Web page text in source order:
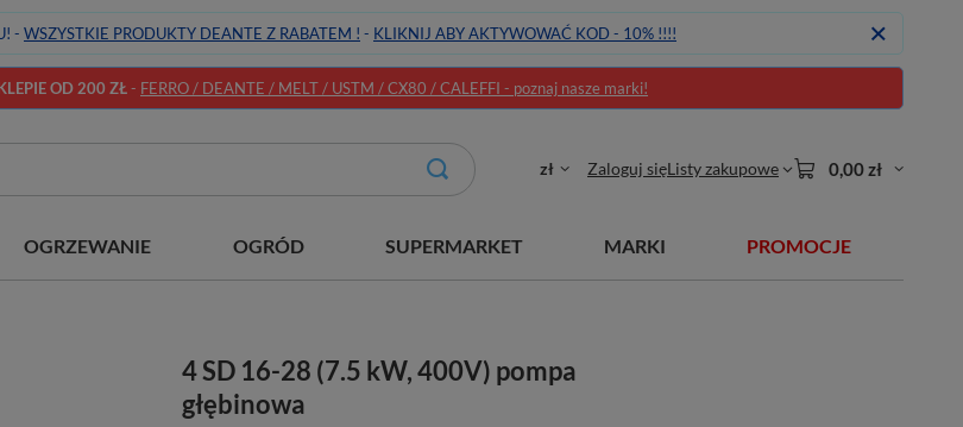
- WSZYSTKIE PRODUKTY DEANTE Z RABATEM ! - KLIKNIJ ABY AKTYWOWAĆ KOD - 10% !!!!
OD 200 ZŁ- FERRO / DEANTE / MELT / USTM / CX80 / CALEFFI - poznaj nasze marki!
zł Zaloguj sięListy zakupowe 0,00 zł
OGRZEWANIE OGRÓD SUPERMARKET MARKI PROMOCJE
4 SD 16-28 (7.5 kW, 400V) pompa
głębinowa